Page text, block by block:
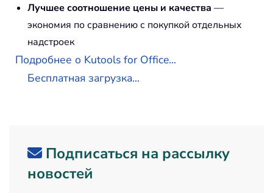
Лучшее соотношение цены и качества —
экономия по сравнению с покупкой отдельных
надстроек
Подробнее о Kutools for Office...
Бесплатная загрузка...
Подписаться на рассылку
новостей